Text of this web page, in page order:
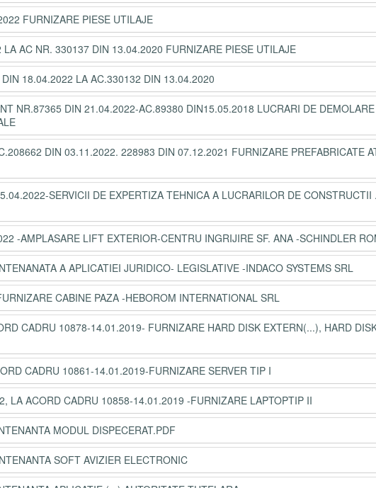
FURNIZARE PIESE UTILAJE
AC NR. 330137 DIN 13.04.2020 FURNIZARE PIESE UTILAJE
18.04.2022 LA AC.330132 DIN 13.04.2020
NR.87365 DIN 21.04.2022-AC.89380 DIN15.05.2018 LUCRARI DE DEMOLARE
DIN 03.11.2022. 228983 DIN 07.12.2021 FURNIZARE PREFABRICATE
SERVICII DE EXPERTIZA TEHNICA A LUCRARILOR DE CONSTRUCTII
-AMPLASARE LIFT EXTERIOR-CENTRU INGRIJIRE SF. ANA -SCHINDLER
A APLICATIEI JURIDICO- LEGISLATIVE -INDACO SYSTEMS SRL
CABINE PAZA -HEBOROM INTERNATIONAL SRL
CADRU 10878-14.01.2019- FURNIZARE HARD DISK EXTERN(...), HARD
CADRU 10861-14.01.2019-FURNIZARE SERVER TIP I
LA ACORD CADRU 10858-14.01.2019 -FURNIZARE LAPTOPTIP II
MODUL DISPECERAT.PDF
SOFT AVIZIER ELECTRONIC